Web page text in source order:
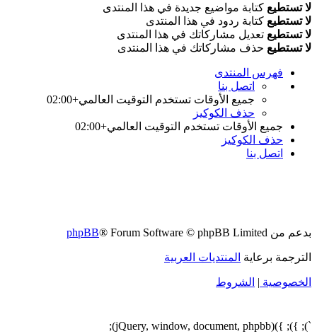
لا تستطيع كتابة مواضيع جديدة في هذا المنتدى
لا تستطيع كتابة ردود في هذا المنتدى
لا تستطيع تعديل مشاركاتك في هذا المنتدى
لا تستطيع حذف مشاركاتك في هذا المنتدى
فهرس المنتدى
اتصل بنا
جميع الأوقات تستخدم التوقيت العالمي+02:00
حذف الكوكيز
جميع الأوقات تستخدم التوقيت العالمي+02:00
حذف الكوكيز
اتصل بنا
بدعم من phpBB® Forum Software © phpBB Limited
الترجمة برعاية المنتديات العربية
الخصوصية | الشروط
`); }); })(jQuery, window, document, phpbb);